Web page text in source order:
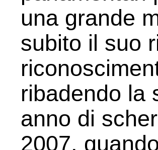
una grande
subito il suo
ribadendo la
anno di
2007,